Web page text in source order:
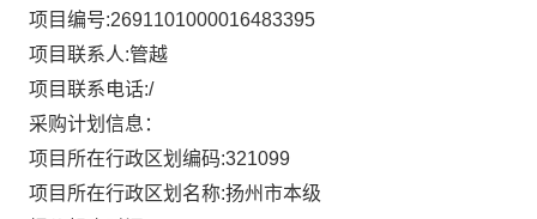
项目编号:2691101000016483395
项目联系人:管越
项目联系电话:/
采购计划信息：
项目所在行政区划编码:321099
项目所在行政区划名称:扬州市本级